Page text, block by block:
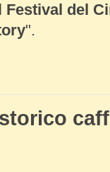
Festival del
".
del Cinema di